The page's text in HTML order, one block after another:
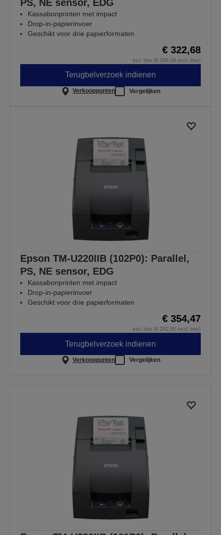
PS, NE sensor, EDG
Kassabonprinten met impact
Drop-in-papierinvoer
Geschikt voor drie papierformaten
€ 322,68
incl. btw (€ 266,68 excl. btw)
Terugbelverzoek indienen
Verkooppunten Vergelijken
Epson TM-U220IIB (102P0): Parallel,
PS, NE sensor, EDG
Kassabonprinten met impact
Drop-in-papierinvoer
Geschikt voor drie papierformaten
€ 354,47
incl. btw (€ 292,95 excl. btw)
Terugbelverzoek indienen
Verkooppunten Vergelijken